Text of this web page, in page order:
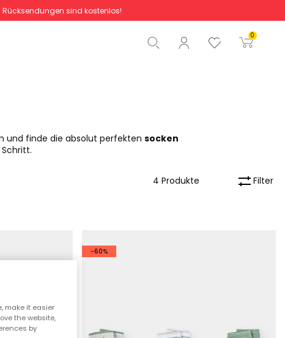
Rücksendungen sind kostenlos!
0
Gesamtbetrag 0,00 €
Start der Bestellung
und finde die absolut perfekten socken
Filter
4 Produkte
-60%
make it easier
the website,
by